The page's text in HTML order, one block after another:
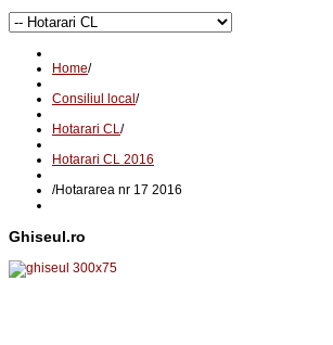
Home/
Consiliul local/
Hotarari CL/
Hotarari CL 2016
/Hotararea nr 17 2016
Ghiseul.ro